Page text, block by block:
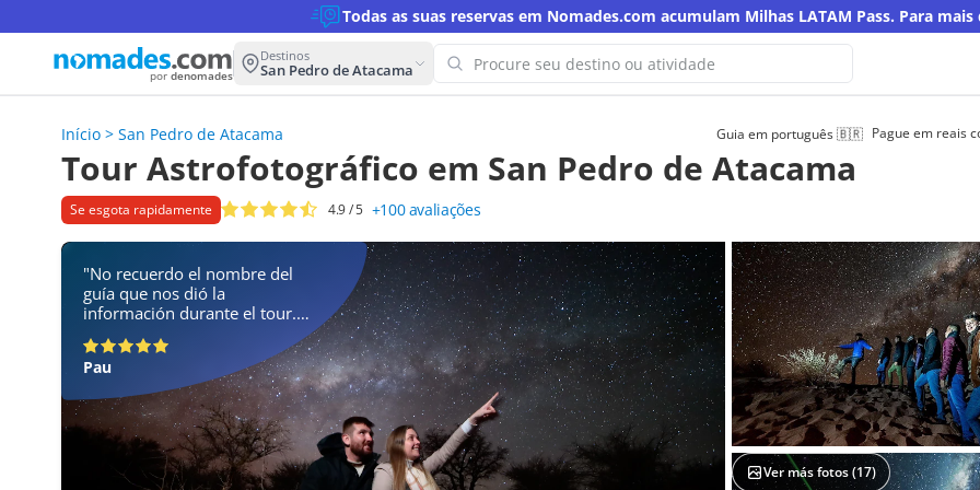
Todas as suas reservas em Nomades.com acumulam Milhas LATAM Pass. Para
por denomades
Destinos
San Pedro de Atacama
Ops! Não encontramos resultados para
esta busca
Ver más fotos (17)
"No recuerdo el nombre del
guía que nos dió la
información durante el tour.
Impresionante la calidad de la
información, así como la
capacidad para divulgar
ciencia de forma llana y
cercana."
Pau
Guia em português🇧🇷 Pague em reais
Início > San Pedro de Atacama
Tour Astrofotográfico em San Pedro de Atacama
Se esgota rapidamente 4.9/ 5 +100 avaliações